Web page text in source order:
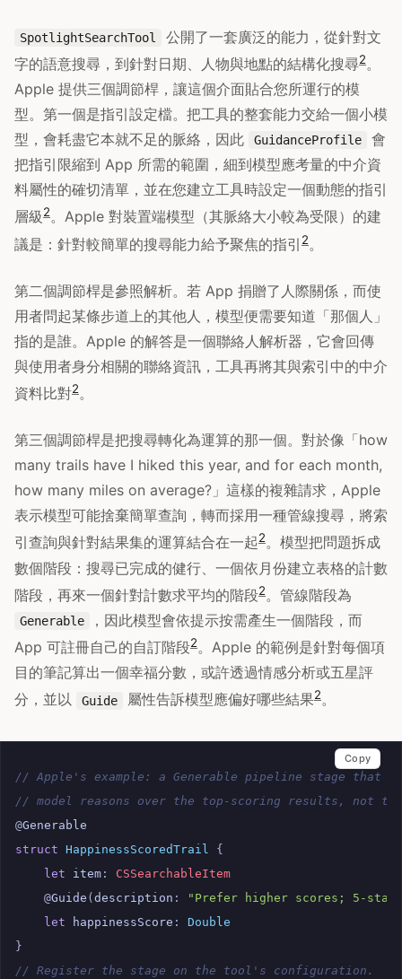
SpotlightSearchTool
公開了一套廣泛的能力，從針對文
字的語意搜尋，到針對日期、人物與地點的結構化搜尋2。
Apple 提供三個調節桿，讓這個介面貼合您所運行的模
型。第一個是指引設定檔。把工具的整套能力交給一個小模
型，會耗盡它本就不足的脈絡，因此
GuidanceProfile
會
把指引限縮到 App 所需的範圍，細到模型應考量的中介資
料屬性的確切清單，並在您建立工具時設定一個動態的指引
層級2。Apple 對裝置端模型（其脈絡大小較為受限）的建
議是：針對較簡單的搜尋能力給予聚焦的指引 2。
第二個調節桿是參照解析。若 App 捐贈了人際關係，而使
用者問起某條步道上的其他人，模型便需要知道「那個人」
指的是誰。Apple 的解答是一個聯絡人解析器，它會回傳
與使用者身分相關的聯絡資訊，工具再將其與索引中的中介
資料比對2。
第三個調節桿是把搜尋轉化為運算的那一個。對於像「how
many trails have I hiked this year, and for each month,
how many miles on average?」這樣的複雜請求，Apple
表示模型可能捨棄簡單查詢，轉而採用一種管線搜尋，將索
引查詢與針對結果集的運算結合在一起2。模型把問題拆成
數個階段：搜尋已完成的健行、一個依月份建立表格的計數
階段，再來一個針對計數求平均的階段2。管線階段為
Generable
，因此模型會依提示按需產生一個階段，而
App 可註冊自己的自訂階段2。Apple 的範例是針對每個項
目的筆記算出一個幸福分數，或許透過情感分析或五星評
分，並以
Guide 屬性告訴模型應偏好哪些結果2。
// Apple's example: a Generable pipeline stage that
// model reasons over the top-scoring results, not
@Generable
struct HappinessScoredTrail
{
let
item :
CSSearchableItem
@Guide (description :
"Prefer higher scores; 5-
let
happinessScore :
Double
}
// Register the stage on the tool's configuration.
Copy